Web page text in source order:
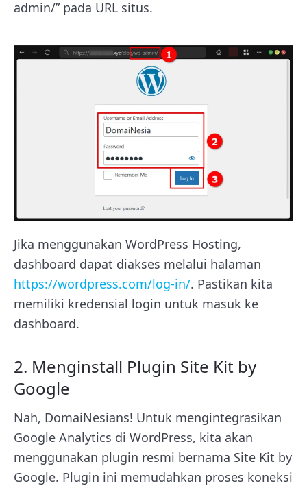
admin/” pada URL situs.
Jika menggunakan WordPress Hosting,
dashboard dapat diakses melalui halaman
https://wordpress.com/log-in/. Pastikan kita
memiliki kredensial login untuk masuk ke
dashboard.
2. Menginstall Plugin Site Kit by
Google
Nah, DomaiNesians! Untuk mengintegrasikan
Google Analytics di WordPress, kita akan
menggunakan plugin resmi bernama Site Kit by
Google. Plugin ini memudahkan proses koneksi